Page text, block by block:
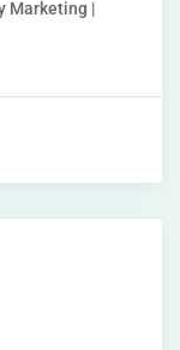
Marketing |